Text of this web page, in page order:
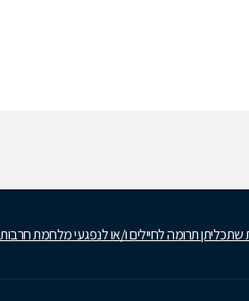
שתכליתן תרומה לחיילים ו/או לנפגעי מלחמת